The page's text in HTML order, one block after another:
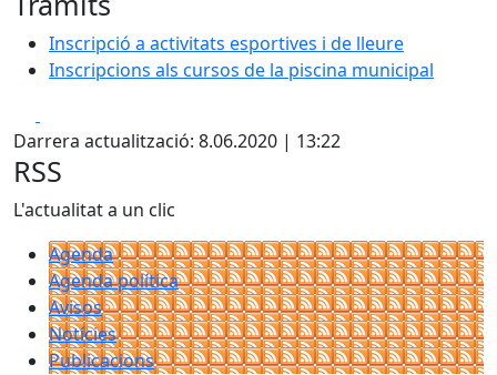
Inscripció a activitats esportives i de lleure
Inscripcions als cursos de la piscina municipal
Darrera actualització: 8.06.2020 | 13:22
RSS
L'actualitat a un clic
Agenda
Agenda política
Avisos
Notícies
Publicacions